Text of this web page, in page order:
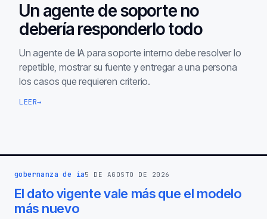
Un agente de soporte no
debería responderlo todo
Un agente de IA para soporte interno debe resolver lo
repetible, mostrar su fuente y entregar a una persona
los casos que requieren criterio.
LEER→
gobernanza de ia5 DE AGOSTO DE 2026
El dato vigente vale más que el modelo
más nuevo